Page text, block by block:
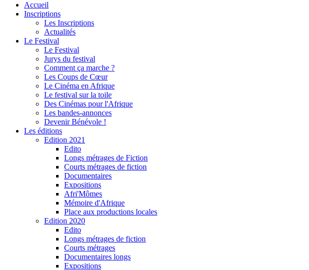
Accueil
Inscriptions
Les Inscriptions
Actualités
Le Festival
Le Festival
Jurys du festival
Comment ça marche ?
Les Coups de Cœur
Le Cinéma en Afrique
Le festival sur la toile
Des Cinémas pour l'Afrique
Les bandes-annonces
Devenir Bénévole !
Les éditions
Edition 2021
Edito
Longs métrages de Fiction
Courts métrages de fiction
Documentaires
Expositions
Afri'Mômes
Mémoire d'Afrique
Place aux productions locales
Edition 2020
Edito
Longs métrages de fiction
Courts métrages
Documentaires longs
Expositions